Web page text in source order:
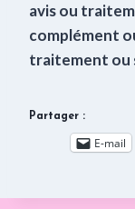
avis ou
complément
traitement ou
Partager :
E-mail